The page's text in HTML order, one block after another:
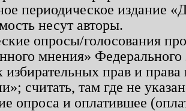
периодическое издание
несут авторы.
опросы/голосования
мнения»
избирательных прав и
считать, там где не
опроса и оплатившее